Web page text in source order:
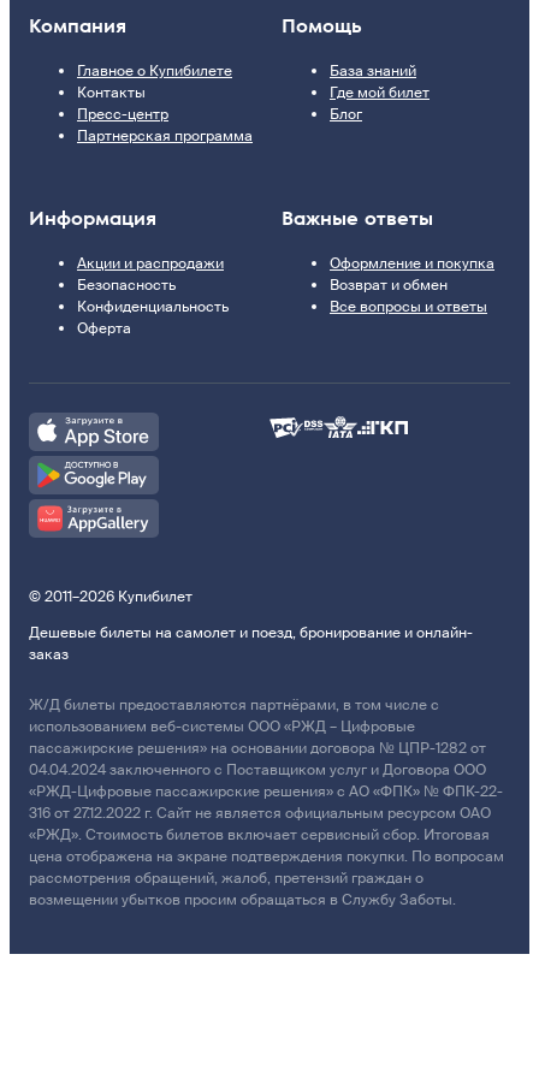
Компания
Главное о Купибилете
Контакты
Пресс-центр
Партнерская программа
Помощь
База знаний
Где мой билет
Блог
Информация
Акции и распродажи
Безопасность
Конфиденциальность
Оферта
Важные ответы
Оформление и покупка
Возврат и обмен
Все вопросы и ответы
© 2011–2026 Купибилет
Дешевые билеты на самолет и поезд, бронирование и онлайн-
заказ
Ж/Д билеты предоставляются партнёрами, в том числе с
использованием веб-системы ООО «РЖД – Цифровые
пассажирские решения» на основании договора № ЦПР-1282 от
04.04.2024 заключенного с Поставщиком услуг и Договора ООО
«РЖД-Цифровые пассажирские решения» с АО «ФПК» № ФПК-22-
316 от 27.12.2022 г. Сайт не является официальным ресурсом ОАО
«РЖД». Стоимость билетов включает сервисный сбор. Итоговая
цена отображена на экране подтверждения покупки. По вопросам
рассмотрения обращений, жалоб, претензий граждан о
возмещении убытков просим обращаться в Службу Заботы.